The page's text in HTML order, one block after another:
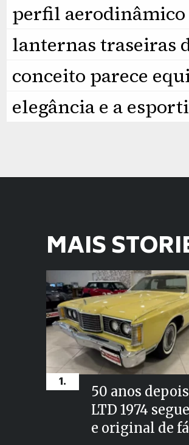
perfil aerodinâmico
lanternas traseiras
conceito parece
elegância e a
perfil aerodinâmico
lanternas traseiras
conceito parece
elegância e a
MAIS
1.
50 anos
LTD 1974
e original de